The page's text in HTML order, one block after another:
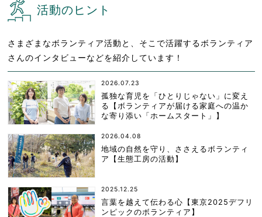
活動のヒント
さまざまなボランティア活動と、そこで活躍するボランティア
さんのインタビューなどを紹介しています！
2026.07.23
孤独な育児を「ひとりじゃない」に変え
る【ボランティアが届ける家庭への温か
な寄り添い「ホームスタート」】
2026.04.08
地域の自然を守り、ささえるボランティ
ア【生態工房の活動】
2025.12.25
言葉を越えて伝わる心【東京2025デフリ
ンピックのボランティア】